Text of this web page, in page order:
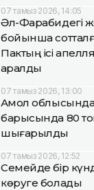
07 тамыз 2026, 14:05
Әл-Фарабидегі
бойынша
Пактың ісі
қаралды
07 тамыз 2026, 13:00
Ақмол
барысында 80
шығарылды
07 тамыз 2026, 12:52
Семейде бір
көруге болады